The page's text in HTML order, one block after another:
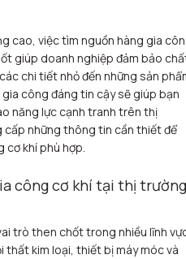
cao, việc tìm nguồn hàng gia
giúp doanh nghiệp đảm bảo
chi tiết nhỏ đến những sản
công đáng tin cậy sẽ giúp bạn
năng lực cạnh tranh trên thị
cấp những thông tin cần thiết để
cơ khí phù hợp.
công cơ khí tại thị trường
trò then chốt trong nhiều lĩnh
thất kim loại, thiết bị máy móc và